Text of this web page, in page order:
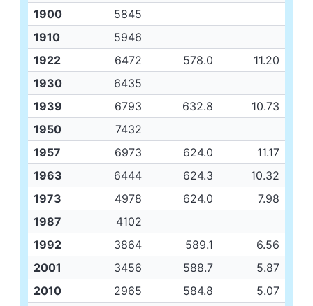
1900
5845
1910
5946
1922
6472 578.0
11.20
1930
6435
1939
6793 632.8
10.73
1950
7432
1957
6973 624.0
11.17
1963
6444 624.3
10.32
1973
4978 624.0
7.98
1987
4102
1992
3864 589.1
6.56
2001
3456 588.7
5.87
2010
2965 584.8
5.07